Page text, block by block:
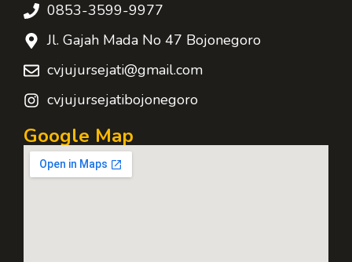
0853-3599-9977
Jl. Gajah Mada No 47 Bojonegoro
cvjujursejati@gmail.com
cvjujursejatibojonegoro
Google Map